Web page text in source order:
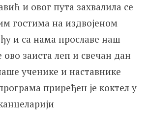
и овог пута захвалила се
гостима на издвојеном
и са нама прославе наш
ово заиста леп и свечан дан
ученике и наставнике
приређен је коктел у